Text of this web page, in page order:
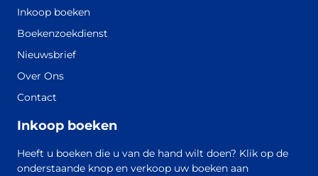
Inkoop boeken
Boekenzoekdienst
Nieuwsbrief
Over Ons
Contact
Inkoop boeken
Heeft u boeken die u van de hand wilt doen? Klik op de
onderstaande knop en verkoop uw boeken aan